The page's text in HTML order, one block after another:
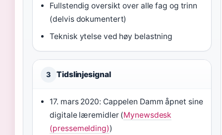
Fullstendig oversikt over alle fag og trinn
(delvis dokumentert)
Teknisk ytelse ved høy belastning
3 Tidslinjesignal
17. mars 2020: Cappelen Damm åpnet sine
digitale læremidler (Mynewsdesk
(pressemelding))